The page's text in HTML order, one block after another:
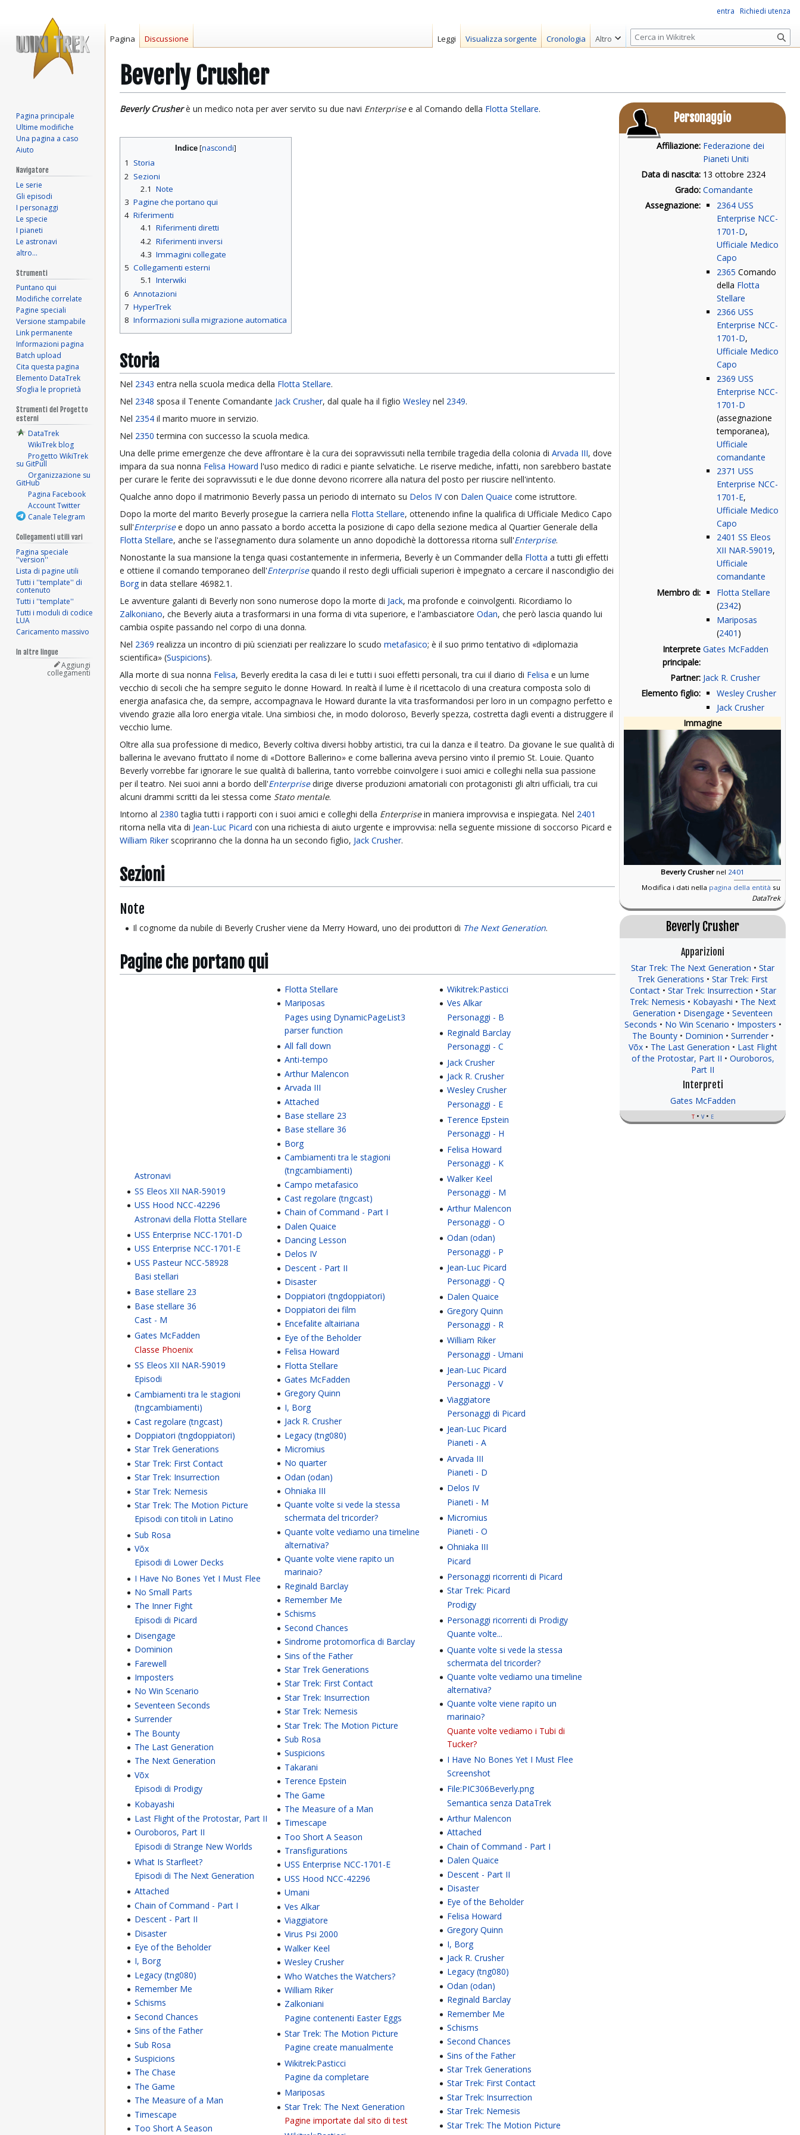
Beverly Crusher
Vai
navigazione
Vai
ricerca
Personaggio
Affiliazione: Federazione dei
Pianeti Uniti
Data di nascita: 13 ottobre 2324
Grado: Comandante
Assegnazione:
2364 USS
Enterprise NCC-
1701-D,
Ufficiale Medico
Capo
2365 Comando
della Flotta
Stellare
2366 USS
Enterprise NCC-
1701-D,
Ufficiale Medico
Capo
2369 USS
Enterprise NCC-
1701-D
(assegnazione
temporanea),
Ufficiale
comandante
2371 USS
Enterprise NCC-
1701-E,
Ufficiale Medico
Capo
2401 SS Eleos
XII NAR-59019,
Ufficiale
comandante
Membro di:
Flotta Stellare
(2342)
Mariposas
(2401 )
Interprete
principale:
Gates McFadden
Partner: Jack R. Crusher
Elemento figlio:
Wesley Crusher
Jack Crusher
Immagine
Beverly Crushernel 2401
Modifica i dati nella pagina della entità su
DataTrek
Beverly Crusher
Apparizioni
Star Trek: The Next Generation
Star
Trek Generations
Star Trek: First
Contact
Star Trek: Insurrection
Star
Trek: Nemesis
Kobayashi
The Next
Generation
Disengage
Seventeen
Seconds
No Win Scenario
Imposters
The Bounty
Dominion
Surrender
Võx
The Last Generation
Last Flight
of the Protostar, Part II
Ouroboros,
Part II
Interpreti
Gates McFadden
t v e
Beverly Crusherè un medico nota per aver servito su due navi Enterprisee al Comando della Flotta Stellare.
Indice
1
Storia
2 Sezioni
2.1 Note
3 Pagine che portano qui
4 Riferimenti
4.1 Riferimenti diretti
4.2 Riferimenti inversi
4.3 Immagini collegate
5 Collegamenti esterni
5.1 Interwiki
6 Annotazioni
7 HyperTrek
8 Informazioni sulla migrazione automatica
Storia
Nel 2343 entra nella scuola medica della Flotta Stellare.
Nel 2348 sposa il Tenente Comandante Jack Crusher, dal quale ha il figlio Wesley nel 2349.
Nel 2354 il marito muore in servizio.
Nel 2350 termina con successo la scuola medica.
Una delle prime emergenze che deve affrontare è la cura dei sopravvissuti nella terribile tragedia della colonia di Arvada III, dove
impara da sua nonna Felisa Howard l'uso medico di radici e piante selvatiche. Le riserve mediche, infatti, non sarebbero bastate
per curare le ferite dei sopravvissuti e le due donne devono ricorrere alla natura del posto per riuscire nell'intento.
Qualche anno dopo il matrimonio Beverly passa un periodo di internato su Delos IVcon Dalen Quaice come istruttore.
Dopo la morte del marito Beverly prosegue la carriera nella Flotta Stellare, ottenendo infine la qualifica di Ufficiale Medico Capo
sull'Enterprisee dopo un anno passato a bordo accetta la posizione di capo della sezione medica al Quartier Generale della
Flotta Stellare, anche se l'assegnamento dura solamente un anno dopodichè la dottoressa ritorna sull'Enterprise.
Nonostante la sua mansione la tenga quasi costantemente in infermeria, Beverly è un Commander della Flotta a tutti gli effetti
e ottiene il comando temporaneo dell'Enterprisequando il resto degli ufficiali superiori è impegnato a cercare il nascondiglio dei
Borgin data stellare 46982.1.
Le avventure galanti di Beverly non sono numerose dopo la morte di Jack, ma profonde e coinvolgenti. Ricordiamo lo
Zalkoniano, che Beverly aiuta a trasformarsi in una forma di vita superiore, e l'ambasciatore Odan, che però lascia quando lui
cambia ospite passando nel corpo di una donna.
Nel 2369 realizza un incontro di più scienziati per realizzare lo scudo metafasico; è il suo primo tentativo di «diplomazia
scientifica» (Suspicions).
Alla morte di sua nonna Felisa, Beverly eredita la casa di lei e tutti i suoi effetti personali, tra cui il diario di Felisa e un lume
vecchio di secoli che ha sempre seguito le donne Howard. In realtà il lume è il ricettacolo di una creatura composta solo di
energia anafasica che, da sempre, accompagnava le Howard durante la vita trasformandosi per loro in un compagno perfetto e
vivendo grazie alla loro energia vitale. Una simbiosi che, in modo doloroso, Beverly spezza, costretta dagli eventi a distruggere il
vecchio lume.
Oltre alla sua professione di medico, Beverly coltiva diversi hobby artistici, tra cui la danza e il teatro. Da giovane le sue qualità di
ballerina le avevano fruttato il nome di «Dottore Ballerino» e come ballerina aveva persino vinto il premio St. Louie. Quanto
Beverly vorrebbe far ignorare le sue qualità di ballerina, tanto vorrebbe coinvolgere i suoi amici e colleghi nella sua passione
per il teatro. Nei suoi anni a bordo dell'Enterprisedirige diverse produzioni amatoriali con protagonisti gli altri ufficiali, tra cui
alcuni drammi scritti da lei stessa come Stato mentale.
Intorno al 2380 taglia tutti i rapporti con i suoi amici e colleghi della Enterprisein maniera improvvisa e inspiegata. Nel 2401
ritorna nella vita di Jean-Luc Picard con una richiesta di aiuto urgente e improvvisa: nella seguente missione di soccorso Picard e
William Rikerscopriranno che la donna ha un secondo figlio, Jack Crusher.
Sezioni
Note
Il cognome da nubile di Beverly Crusher viene da Merry Howard, uno dei produttori di The Next Generation.
Pagine che portano qui
Astronavi
SS Eleos XII NAR-59019
USS Hood NCC-42296
Astronavi della Flotta Stellare
USS Enterprise NCC-1701-D
USS Enterprise NCC-1701-E
USS Pasteur NCC-58928
Basi stellari
Base stellare 23
Base stellare 36
Cast - M
Gates McFadden
Classe Phoenix
SS Eleos XII NAR-59019
Episodi
Cambiamenti tra le stagioni
(tngcambiamenti)
Cast regolare (tngcast)
Doppiatori (tngdoppiatori)
Star Trek Generations
Star Trek: First Contact
Star Trek: Insurrection
Star Trek: Nemesis
Star Trek: The Motion Picture
Episodi con titoli in Latino
Sub Rosa
Võx
Episodi di Lower Decks
I Have No Bones Yet I Must Flee
No Small Parts
The Inner Fight
Episodi di Picard
Disengage
Dominion
Farewell
Imposters
No Win Scenario
Seventeen Seconds
Surrender
The Bounty
The Last Generation
The Next Generation
Võx
Episodi di Prodigy
Kobayashi
Last Flight of the Protostar, Part II
Ouroboros, Part II
Episodi di Strange New Worlds
What Is Starfleet?
Episodi di The Next Generation
Attached
Chain of Command - Part I
Descent - Part II
Disaster
Eye of the Beholder
I, Borg
Legacy (tng080)
Remember Me
Schisms
Second Chances
Sins of the Father
Sub Rosa
Suspicions
The Chase
The Game
The Measure of a Man
Timescape
Too Short A Season
Flotta Stellare
Mariposas
Pages using DynamicPageList3
parser function
All fall down
Anti-tempo
Arthur Malencon
Arvada III
Attached
Base stellare 23
Base stellare 36
Borg
Cambiamenti tra le stagioni
(tngcambiamenti)
Campo metafasico
Cast regolare (tngcast)
Chain of Command - Part I
Dalen Quaice
Dancing Lesson
Delos IV
Descent - Part II
Disaster
Doppiatori (tngdoppiatori)
Doppiatori dei film
Encefalite altairiana
Eye of the Beholder
Felisa Howard
Flotta Stellare
Gates McFadden
Gregory Quinn
I, Borg
Jack R. Crusher
Legacy (tng080)
Micromius
No quarter
Odan (odan)
Ohniaka III
Quante volte si vede la stessa
schermata del tricorder?
Quante volte vediamo una timeline
alternativa?
Quante volte viene rapito un
marinaio?
Reginald Barclay
Remember Me
Schisms
Second Chances
Sindrome protomorfica di Barclay
Sins of the Father
Star Trek Generations
Star Trek: First Contact
Star Trek: Insurrection
Star Trek: Nemesis
Star Trek: The Motion Picture
Sub Rosa
Suspicions
Takarani
Terence Epstein
The Game
The Measure of a Man
Timescape
Too Short A Season
Transfigurations
USS Enterprise NCC-1701-E
USS Hood NCC-42296
Umani
Ves Alkar
Viaggiatore
Virus Psi 2000
Walker Keel
Wesley Crusher
Who Watches the Watchers?
William Riker
Zalkoniani
Pagine contenenti Easter Eggs
Star Trek: The Motion Picture
Pagine create manualmente
Wikitrek:Pasticci
Pagine da completare
Mariposas
Star Trek: The Next Generation
Pagine importate dal sito di test
Wikitrek:Pasticci
Ves Alkar
Personaggi - B
Reginald Barclay
Personaggi - C
Jack Crusher
Jack R. Crusher
Wesley Crusher
Personaggi - E
Terence Epstein
Personaggi - H
Felisa Howard
Personaggi - K
Walker Keel
Personaggi - M
Arthur Malencon
Personaggi - O
Odan (odan)
Personaggi - P
Jean-Luc Picard
Personaggi - Q
Dalen Quaice
Gregory Quinn
Personaggi - R
William Riker
Personaggi - Umani
Jean-Luc Picard
Personaggi - V
Viaggiatore
Personaggi di Picard
Jean-Luc Picard
Pianeti - A
Arvada III
Pianeti - D
Delos IV
Pianeti - M
Micromius
Pianeti - O
Ohniaka III
Picard
Personaggi ricorrenti di Picard
Star Trek: Picard
Prodigy
Personaggi ricorrenti di Prodigy
Quante volte...
Quante volte si vede la stessa
schermata del tricorder?
Quante volte vediamo una timeline
alternativa?
Quante volte viene rapito un
marinaio?
Quante volte vediamo i Tubi di
Tucker?
I Have No Bones Yet I Must Flee
Screenshot
File:PIC306Beverly.png
Semantica senza DataTrek
Arthur Malencon
Attached
Chain of Command - Part I
Dalen Quaice
Descent - Part II
Disaster
Eye of the Beholder
Felisa Howard
Gregory Quinn
I, Borg
Jack R. Crusher
Legacy (tng080)
Odan (odan)
Reginald Barclay
Remember Me
Schisms
Second Chances
Sins of the Father
Star Trek Generations
Star Trek: First Contact
Star Trek: Insurrection
Star Trek: Nemesis
Star Trek: The Motion Picture
entra Richiedi utenza
Pagina Discussione Leggi Visualizza sorgente Cronologia Altro
R
i
r
c
a
Pagina principale
Ultime modifiche
Una pagina a caso
Aiuto
Navigatore
Le serie
Gli episodi
I personaggi
Le specie
I pianeti
Le astronavi
altro…
Strumenti
Puntano qui
Modifiche correlate
Pagine speciali
Versione stampabile
Link permanente
Informazioni pagina
Batch upload
Cita questa pagina
Elemento DataTrek
Sfoglia le proprietà
Strumenti del Progetto
esterni
DataTrek
WikiTrek blog
Progetto WikiTrek
su GitPull
Organizzazione su
GitHub
Pagina Facebook
Account Twitter
Canale Telegram
Collegamenti utili vari
Pagina speciale
''version''
Lista di pagine utili
Tutti i ''template'' di
contenuto
Tutti i ''template''
Tutti i moduli di codice
LUA
Caricamento massivo
In altre lingue
Aggiungi
collegamenti